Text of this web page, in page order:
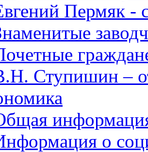
Пермяк -
Ступишин –
о